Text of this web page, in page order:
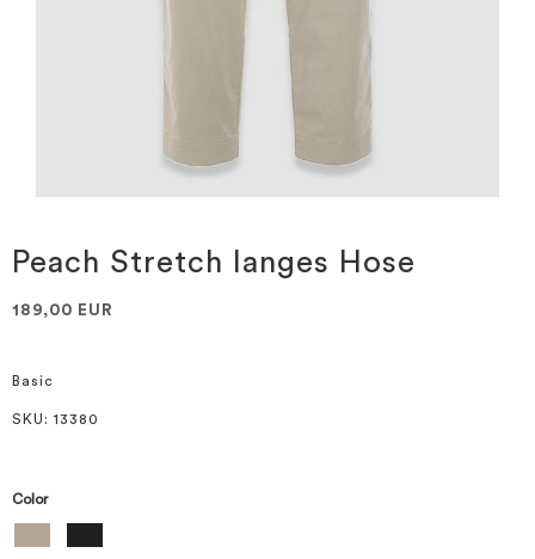
der
Bildgalerie
Peach Stretch langes Hose
189,00 EUR
Basic
SKU : 13380
Color